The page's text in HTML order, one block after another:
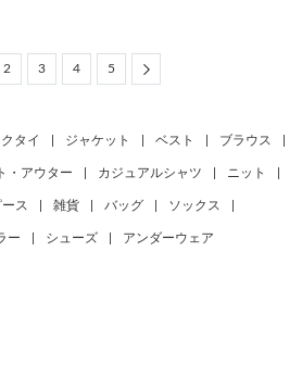
2 3 4 5 Next
タイ ジャケット ベスト ブラウス
・アウター カジュアルシャツ ニット
ス 雑貨 バッグ ソックス
ー シューズ アンダーウェア